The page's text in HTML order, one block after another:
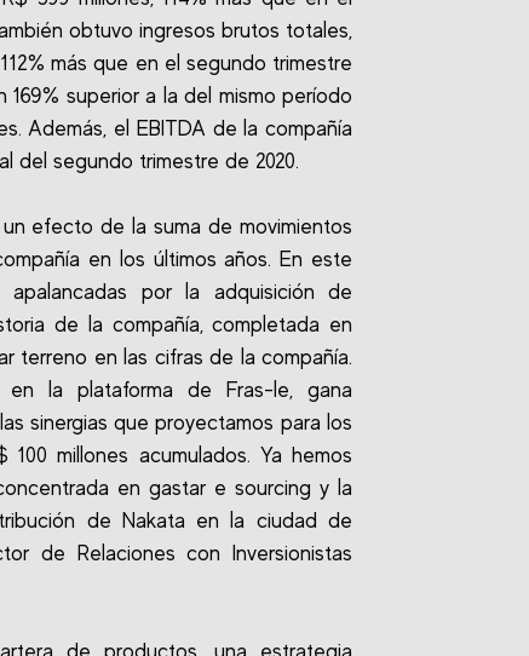
obtuvo ingresos brutos totales,
más que en el segundo trimestre
superior a la del mismo período
Además, el EBITDA de la compañía
del segundo trimestre de 2020.
efecto de la suma de movimientos
en los últimos años. En este
por la adquisición de
de la compañía, completada en
terreno en las cifras de la compañía.
la plataforma de Fras-le, gana
sinergias que proyectamos para los
millones acumulados. Ya hemos
en gastar e sourcing y la
de Nakata en la ciudad de
de Relaciones con Inversionistas
de productos, una estrategia